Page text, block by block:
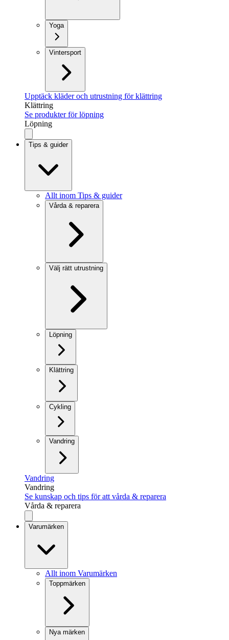
Yoga
Vintersport
Upptäck kläder och utrustning för klättring
Klättring
Se produkter för löpning
Löpning
Tips & guider
Allt inom Tips & guider
Vårda & reparera
Välj rätt utrustning
Löpning
Klättring
Cykling
Vandring
Vandring
Vandring
Se kunskap och tips för att vårda & reparera
Vårda & reparera
Varumärken
Allt inom Varumärken
Toppmärken
Nya märken